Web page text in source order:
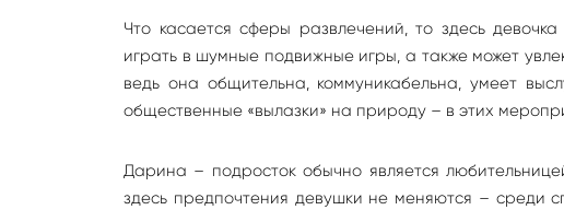
Что касается сферы развлечений, то здесь
играть в шумные подвижные игры, а также может
ведь она общительна, коммуникабельна, умеет
общественные «вылазки» на природу – в этих
Дарина – подросток обычно является
здесь предпочтения девушки не меняются – среди